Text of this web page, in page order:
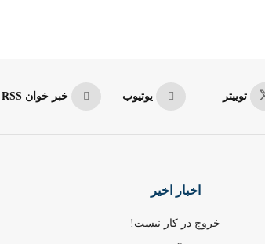
توییتر یوتیوب خبر خوان RSS
اخبار اخیر
خروج در کار نیست!